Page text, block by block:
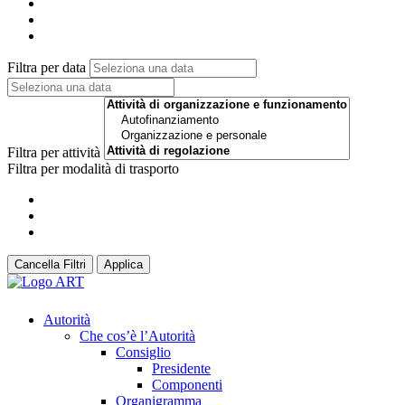
Filtra per data
Filtra per attività
Filtra per modalità di trasporto
Cancella Filtri Applica
Autorità
Che cos’è l’Autorità
Consiglio
Presidente
Componenti
Organigramma